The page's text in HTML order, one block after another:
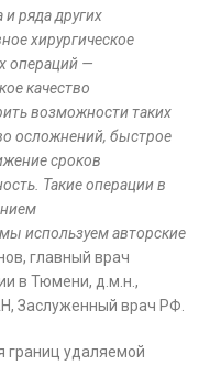
ряда других
хирургическое
операций —
качество
возможности таких
осложнений, быстрое
сроков
Такие операции в
используем авторские
главный врач
в Тюмени, д.м.н.,
Заслуженный врач РФ.
границ удаляемой